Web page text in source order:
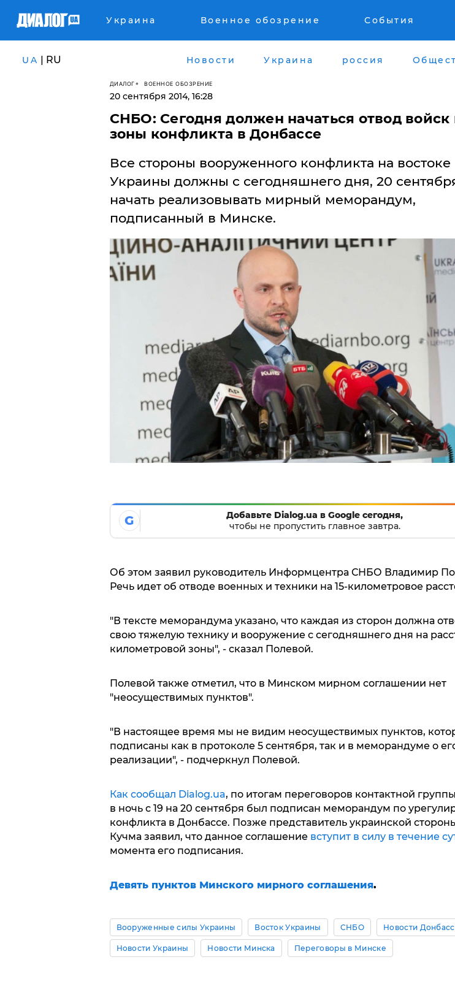
Украина Военное обозрение События
UA | RU Новости Украина россия
ДИАЛОГ ВОЕННОЕ ОБОЗРЕНИЕ
20 сентября 2014, 16:28
СНБО: Сегодня должен начаться отвод войск
зоны конфликта в Донбассе
Все стороны вооруженного конфликта на востоке
Украины должны с сегодняшнего дня, 20
начать реализовывать мирный меморандум,
подписанный в Минске.
G
Добавьте Dialog.ua в Google сегодня,
чтобы не пропустить главное завтра.
Об этом заявил руководитель Информцентра СНБО Владимир
Речь идет об отводе военных и техники на 15-километровое
"В тексте меморандума указано, что каждая из сторон должна
свою тяжелую технику и вооружение с сегодняшнего дня на
километровой зоны", - сказал Полевой.
Полевой также отметил, что в Минском мирном соглашении нет
"неосуществимых пунктов".
"В настоящее время мы не видим неосуществимых пунктов,
подписаны как в протоколе 5 сентября, так и в меморандуме о
реализации", - подчеркнул Полевой.
Как сообщал Dialog.ua, по итогам переговоров контактной
в ночь с 19 на 20 сентября был подписан меморандум по
конфликта в Донбассе. Позже представитель украинской
Кучма заявил, что данное соглашение вступит в силу в течение
момента его подписания.
Девять пунктов Минского мирного соглашения.
Вооруженные силы Украины Восток Украины СНБО Новости
Новости Украины Новости Минска Переговоры в Минске